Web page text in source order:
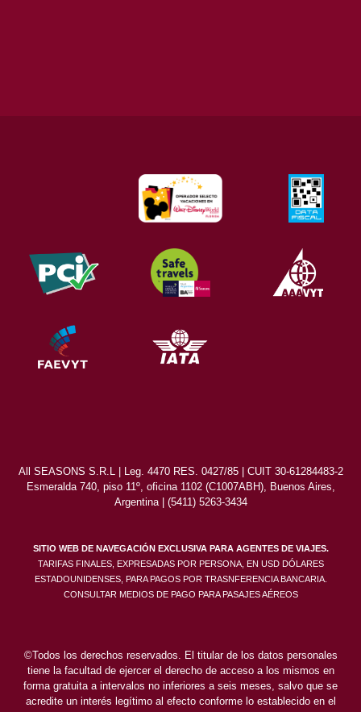
All SEASONS S.R.L | Leg. 4470 RES. 0427/85 | CUIT 30-61284483-2
Esmeralda 740, piso 11º, oficina 1102 (C1007ABH), Buenos Aires,
Argentina | (5411) 5263-3434
SITIO WEB DE NAVEGACIÓN EXCLUSIVA PARA AGENTES DE VIAJES.
TARIFAS FINALES, EXPRESADAS POR PERSONA, EN USD DÓLARES
ESTADOUNIDENSES, PARA PAGOS POR TRASNFERENCIA BANCARIA.
CONSULTAR MEDIOS DE PAGO PARA PASAJES AÉREOS
©Todos los derechos reservados. El titular de los datos personales
tiene la facultad de ejercer el derecho de acceso a los mismos en
forma gratuita a intervalos no inferiores a seis meses, salvo que se
acredite un interés legítimo al efecto conforme lo establecido en el